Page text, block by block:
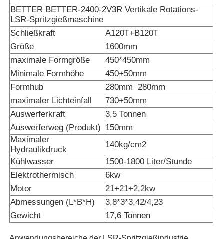
Startseite
Produkte
Über uns
BETTER BETTER-2400-2V3R Vertikale Rotations-
LSR-Spritzgießmaschine
Schließkraft
A120T+B120T
Größe
1600mm
maximale Formgröße
450*450mm
Minimale Formhöhe
450+50mm
Formhub
280mm
280mm
maximaler Lichteinfall
730+50mm
Auswerferkraft
3,5 Tonnen
Auswerferweg (Produkt) 150mm
Maximaler
Hydraulikdruck
140kg/cm2
Kühlwasser
1500-1800 Liter/Stunde
Elektrothermisch
6kw
Motor
21+21+2,2kw
Abmessungen (L*B*H)
3,8*3*3,42/4,23
Gewicht
17,6 Tonnen